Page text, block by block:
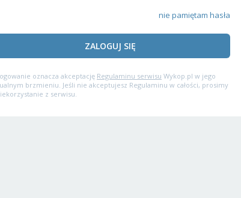
nie pamiętam hasła
ZALOGUJ SIĘ
oznacza akceptację Regulaminu serwisu Wykop.pl w jego
brzmieniu. Jeśli nie akceptujesz Regulaminu w całości, prosimy
z serwisu.